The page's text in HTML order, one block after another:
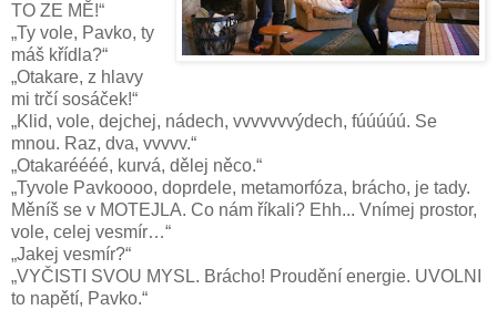
TO ZE MĚ!“
„Ty vole, Pavko, ty
máš křídla?“
„Otakare, z hlavy
mi trčí sosáček!“
„Klid, vole, dejchej, nádech, vvvvvvvýdech, fúúúúú. Se
mnou. Raz, dva, vvvvv.“
„Otakaréééé, kurvá, dělej něco.“
„Tyvole Pavkoooo, doprdele, metamorfóza, brácho, je tady.
Měníš se v MOTEJLA. Co nám říkali? Ehh... Vnímej prostor,
vole, celej vesmír…“
„Jakej vesmír?“
„VYČISTI SVOU MYSL. Brácho! Proudění energie. UVOLNI
to napětí, Pavko.“